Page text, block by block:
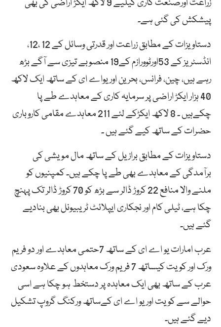
پیشکش کی گئی ہے۔
دستاویزات کے مطابق زراعت اور قدرتی وسائل کے 12 ،12،
انڈسٹریز کے 53اورٹوورازم کے19 منصوبے تیزی سے آگے بڑھ
رہے ہیں، چین، فرانس، بحرین اور یواے ای کے ساتھ ایک لاکھ
40 ہزار ایکڑ اراضی پر سرمایہ کاری کے معاہدے طے پا
چکےہیں ۔ 8 لاکھ ایکڑکے لئے 211 معاہدے مقامی کاروباری
حضرات کے ساتھ کیے گئے ہیں ۔
دستاویزات کے مطابق برازیل کے ساتھ مال مویشی کی
برآمدگی کے معاہدے بھی طے پا چکے ہیں۔ کمپنیوں کو
ملنے والا منافع 22 کروڑ ڈالر سے بڑھ کو 70 کروڑ ڈالر تک پہنچ
چکا ہے، ٹیلی کام اور نجکاری ایپلائٹ ٹریبیونل بھی بنادیے
گئے ہیں۔
عرب امارات یو اے ای کے ساتھ 7حتمی معاہدے اور دو فریم
ورک اور کویت کیساتھ 7 فریم ورک معاہدوں کے علاوہ سعودی
عرب کے ساتھ بھی ایک معاہدہ پر دستخط ہو چکا ہے اسی
حوالے سے کویت اور یو اے ای کےساتھ ورکنگ گروپ تشکیل
دیے گئے ہیں۔